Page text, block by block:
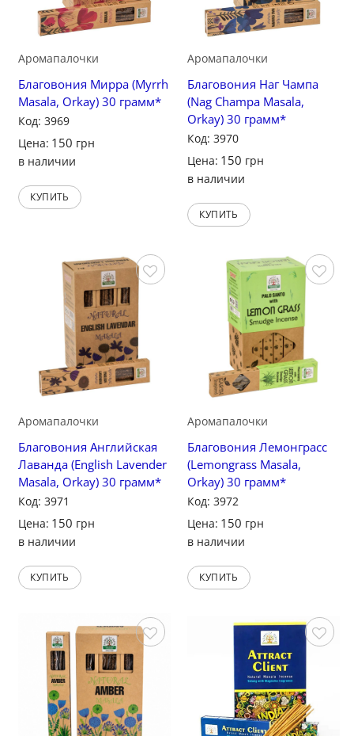
Аромапалочки
Благовония Мирра (Myrrh
Masala, Orkay) 30 грамм*
Код: 3969
Цена: 150 грн
в наличии
КУПИТЬ
Аромапалочки
Благовония Наг Чампа
(Nag Champa Masala,
Orkay) 30 грамм*
Код: 3970
Цена: 150 грн
в наличии
КУПИТЬ
Сохранить
Аромапалочки
Благовония Английская
Лаванда (English Lavender
Masala, Orkay) 30 грамм*
Код: 3971
Цена: 150 грн
в наличии
КУПИТЬ
Сохранить
Аромапалочки
Благовония Лемонграсс
(Lemongrass Masala,
Orkay) 30 грамм*
Код: 3972
Цена: 150 грн
в наличии
КУПИТЬ
Сохранить Сохранить